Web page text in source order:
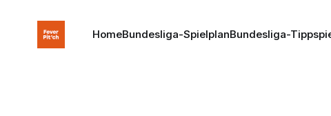
HomeBundesliga-SpielplanBundesliga-